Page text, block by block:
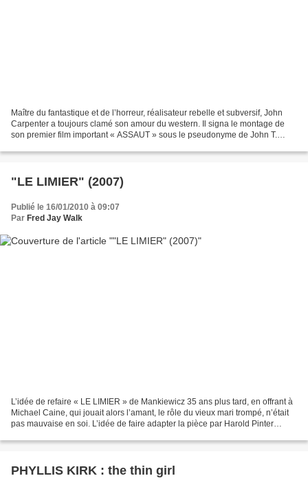
Maître du fantastique et de l’horreur, réalisateur rebelle et subversif, John
Carpenter a toujours clamé son amour du western. Il signa le montage de
son premier film important « ASSAUT » sous le pseudonyme de John T.
"LE LIMIER" (2007)
Publié le 16/01/2010 à 09:07
Par Fred Jay Walk
L’idée de refaire « LE LIMIER » de Mankiewicz 35 ans plus tard, en offrant à
Michael Caine, qui jouait alors l’amant, le rôle du vieux mari trompé, n’était
pas mauvaise en soi. L’idée de faire adapter la pièce par Harold Pinter
PHYLLIS KIRK : the thin girl